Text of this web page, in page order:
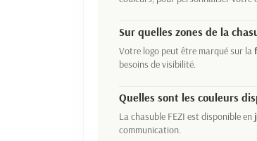
Sur quelles zones de la
Votre logo peut être marqué sur la
besoins de visibilité.
Quelles sont les couleurs
La chasuble FEZI est disponible en
communication.